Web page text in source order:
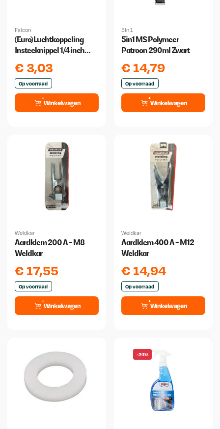
Falcon
(Euro) Luchtkoppeling
Insteeknippel 1/4 inch
€ 3,03
Op voorraad
Winkelwagen
5In 1
5in1 MS Polymeer
Patroon 290ml Zwart
€14,79
Op voorraad
Winkelwagen
Weldkar
Aardklem 200 A - M8
Weldkar
€17,55
Op voorraad
Winkelwagen
Weldkar
Aardklem 400 A - M12
Weldkar
€14,94
Op voorraad
Winkelwagen
-24%